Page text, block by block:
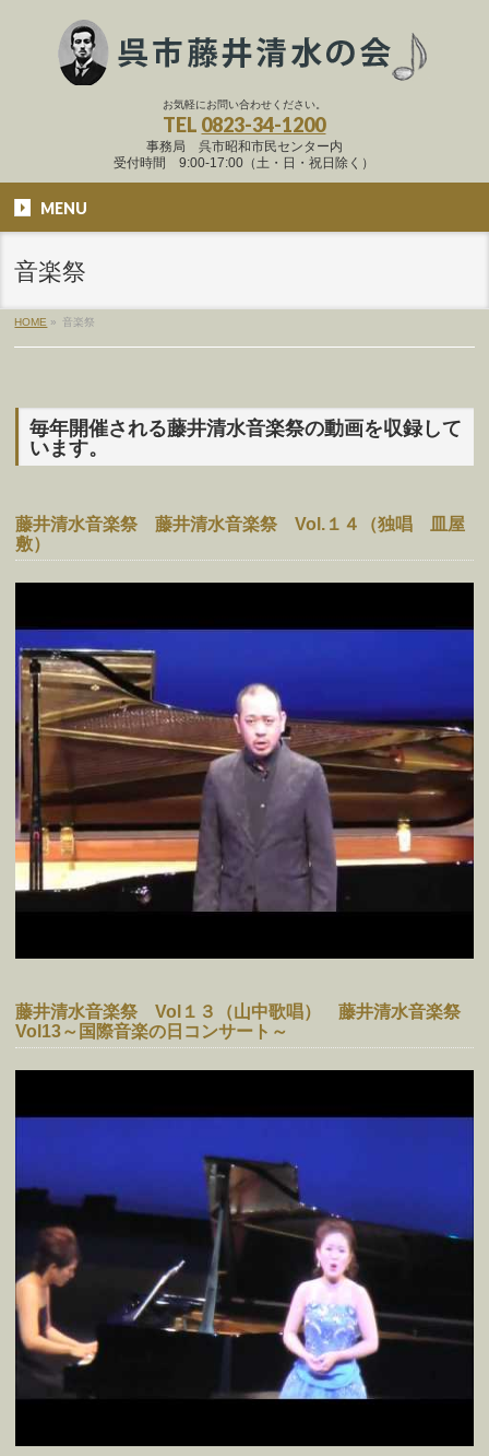
お気軽にお問い合わせください。
TEL 0823-34-1200
事務局 呉市昭和市民センター内
受付時間 9:00-17:00（土・日・祝日除く）
MENU
音楽祭
HOME » 音楽祭
毎年開催される藤井清水音楽祭の動画を収録して
います。
藤井清水音楽祭 藤井清水音楽祭 Vol.１４（独唱 皿屋
敷）
藤井清水音楽祭 Vol１３（山中歌唱） 藤井清水音楽祭
Vol13～国際音楽の日コンサート～